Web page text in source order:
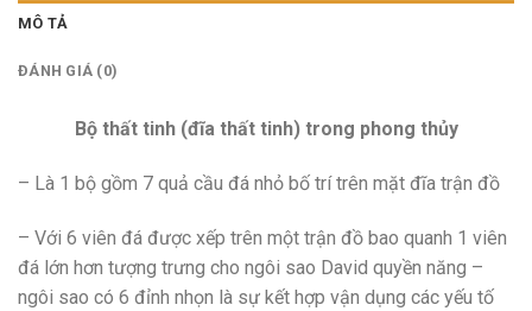
MÔ TẢ
ĐÁNH GIÁ (0)
Bộ thất tinh (đĩa thất tinh) trong phong thủy
– Là 1 bộ gồm 7 quả cầu đá nhỏ bố trí trên mặt đĩa trận đồ
– Với 6 viên đá được xếp trên một trận đồ bao quanh 1 viên
đá lớn hơn tượng trưng cho ngôi sao David quyền năng –
ngôi sao có 6 đỉnh nhọn là sự kết hợp vận dụng các yếu tố